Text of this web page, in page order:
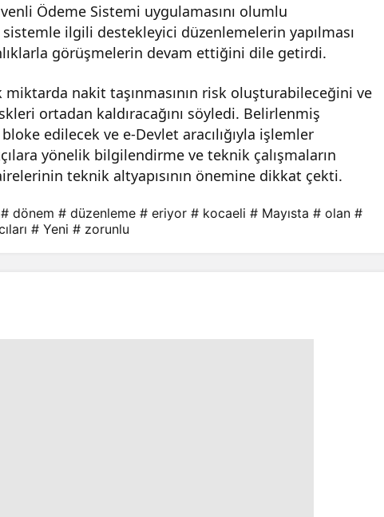
Ödeme Sistemi uygulamasını olumlu
sistemle ilgili destekleyici düzenlemelerin yapılması
görüşmelerin devam ettiğini dile getirdi.
nakit taşınmasının risk oluşturabileceğini ve
ortadan kaldıracağını söyledi. Belirlenmiş
edilecek ve e-Devlet aracılığıyla işlemler
yönelik bilgilendirme ve teknik çalışmaların
teknik altyapısının önemine dikkat çekti.
# dönem # düzenleme # eriyor # kocaeli # Mayısta # olan #
# Yeni # zorunlu